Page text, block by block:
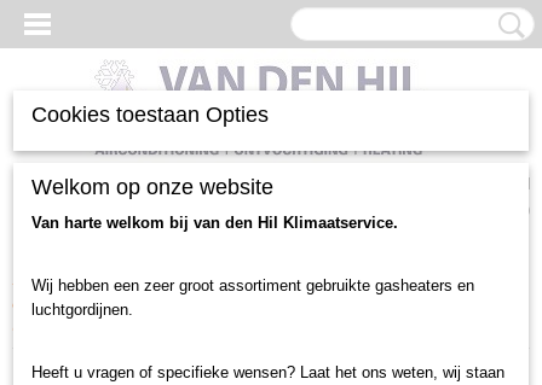
Inloggen Registreren
(0)
Home >Luchtgordijnen en toebehoren>Luchtgordijn gebruikt>
deurbreedte tot 1.5 meter> Centrale Verwarming
Teddington
luchtgordijn (2401)
Cookies toestaan Opties
Welkom op onze website
Van harte welkom bij van den Hil Klimaatservice.
Wij hebben een zeer groot assortiment gebruikte gasheaters en
luchtgordijnen.
Heeft u vragen of specifieke wensen? Laat het ons weten, wij staan